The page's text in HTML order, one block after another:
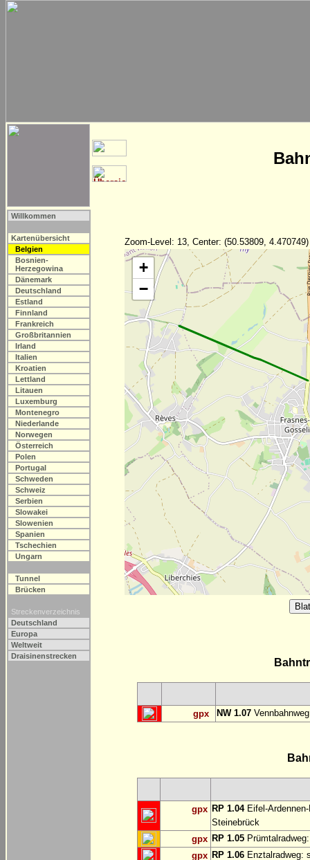
Willkommen
Kartenübersicht
Belgien
Bosnien-
Herzegowina
Dänemark
Deutschland
Estland
Finnland
Frankreich
Großbritannien
Irland
Italien
Kroatien
Lettland
Litauen
Luxemburg
Montenegro
Niederlande
Norwegen
Österreich
Polen
Portugal
Schweden
Schweiz
Serbien
Slowakei
Slowenien
Spanien
Tschechien
Ungarn
Tunnel
Brücken
Streckenverzeichnis
Deutschland
Europa
Weltweit
Draisinenstrecken
Zoom-Level: 13, Center: (50.53809, 4.470749)
+
−
gpx NW 1.07
gpx RP 1.04Eifel-
Steinebrück
gpx RP 1.05
gpx RP 1.06 Enztalradweg: